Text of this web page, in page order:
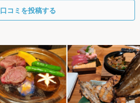
口コミを投稿する